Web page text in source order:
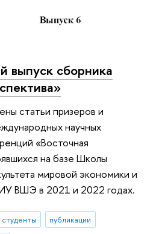
выпуск сборника
статьи призеров и
научных
«Восточная
на базе Школы
мировой экономики и
ВШЭ в 2021 и 2022 годах.
студенты
публикации